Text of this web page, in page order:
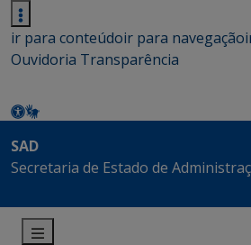
ir para conteúdoir para navegação
Ouvidoria Transparência
SAD
Secretaria de Estado de